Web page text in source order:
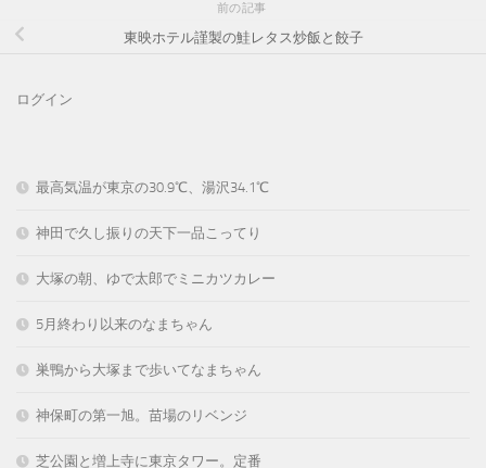
前の記事
東映ホテル謹製の鮭レタス炒飯と餃子
ログイン
最高気温が東京の30.9℃、湯沢34.1℃
神田で久し振りの天下一品こってり
大塚の朝、ゆで太郎でミニカツカレー
5月終わり以来のなまちゃん
巣鴨から大塚まで歩いてなまちゃん
神保町の第一旭。苗場のリベンジ
芝公園と増上寺に東京タワー。定番